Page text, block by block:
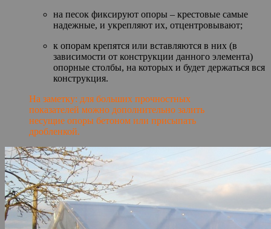
на песок фиксируют опоры – крестовые самые
надежные, и укрепляют их, отцентровывают;
к опорам крепятся или вставляются в них (в
зависимости от конструкции данного элемента)
опорные столбы, на которых и будет держаться вся
конструкция.
На заметку: для больших прочностных
показателей можно дополнительно залить
несущие опоры бетоном или присыпать
дробленкой.